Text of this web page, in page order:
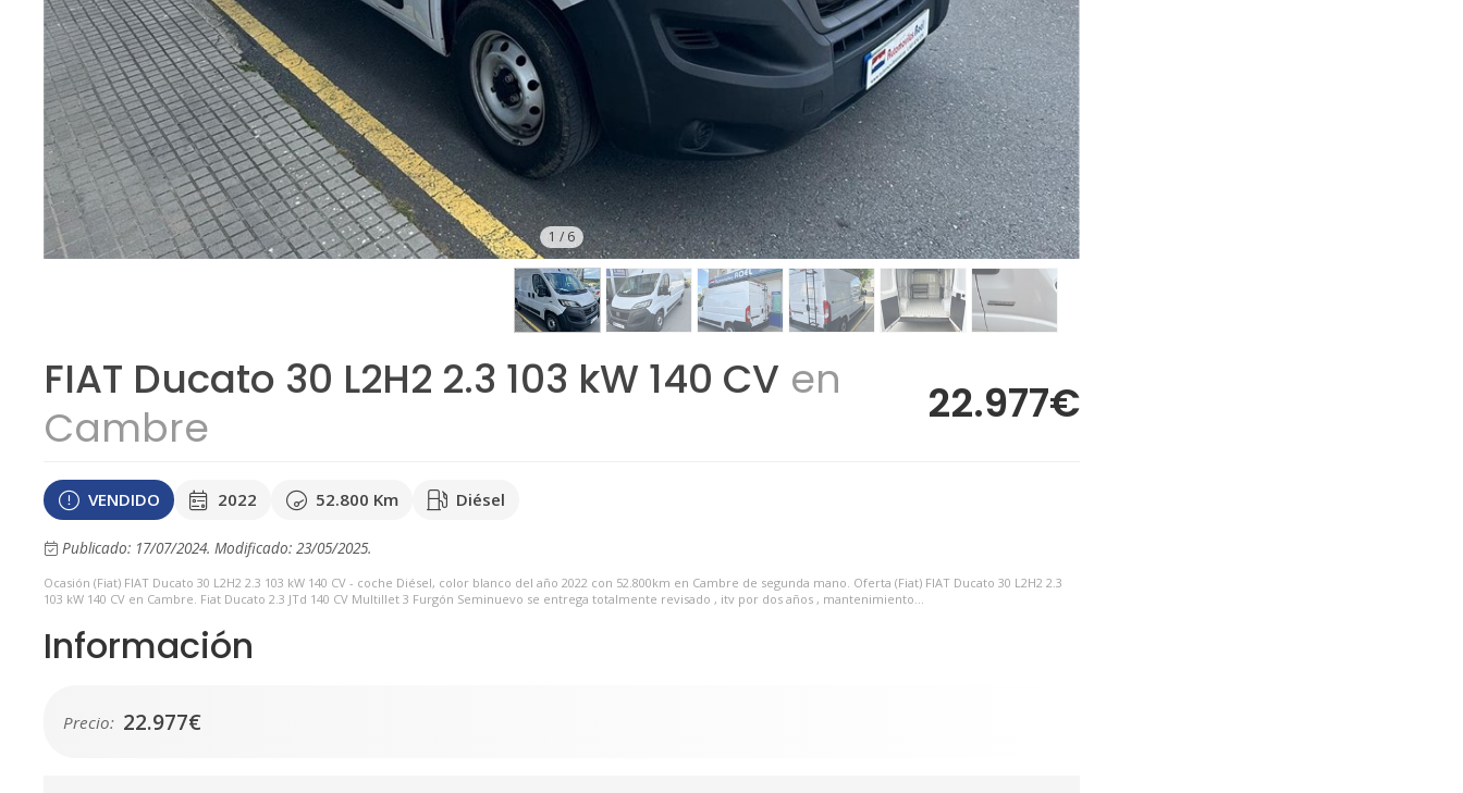
1 / 6
FIAT Ducato 30 L2H2 2.3 103 kW 140 CV en
Cambre
22.977€
VENDIDO 2022 52.800 Km Diésel
Publicado: 17/07/2024. Modificado: 23/05/2025.
Ocasión (Fiat) FIAT Ducato 30 L2H2 2.3 103 kW 140 CV - coche Diésel, color blanco del año 2022 con 52.800km en Cambre de segunda mano. Oferta (Fiat) FIAT Ducato 30 L2H2 2.3
103 kW 140 CV en Cambre. Fiat Ducato 2.3 JTd 140 CV Multillet 3 Furgón Seminuevo se entrega totalmente revisado , itv por dos años , mantenimiento...
Información
Precio: 22.977€